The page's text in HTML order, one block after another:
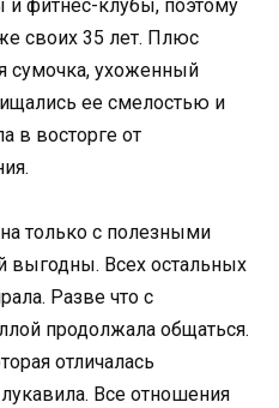
и фитнес-клубы, поэтому
своих 35 лет. Плюс
сумочка, ухоженный
ее смелостью и
в восторге от
только с полезными
Всех остальных
Разве что с
продолжала общаться.
отличалась
Все отношения